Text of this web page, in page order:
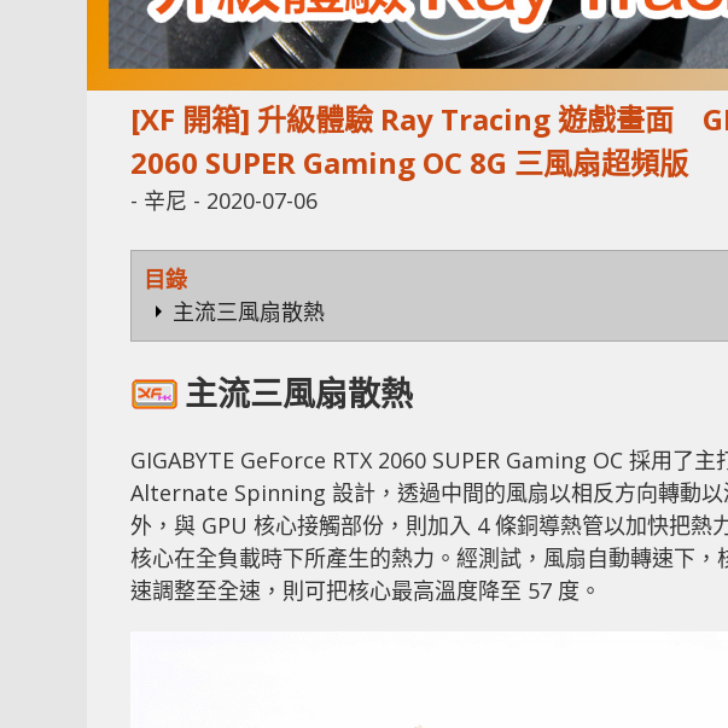
[XF 開箱] 升級體驗 Ray Tracing 遊戲畫面
2060 SUPER Gaming OC 8G 三風扇超頻版
- 辛尼 - 2020-07-06
目錄
主流三風扇散熱
主流三風扇散熱
GIGABYTE GeForce RTX 2060 SUPER Gaming OC 採用了
Alternate Spinning 設計，透過中間的風扇以相反方向轉動
外，與 GPU 核心接觸部份，則加入 4 條銅導熱管以加快把熱
核心在全負載時下所產生的熱力。經測試，風扇自動轉速下
速調整至全速，則可把核心最高溫度降至 57 度。